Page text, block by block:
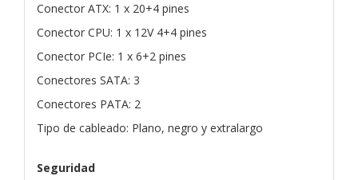
Conector ATX: 1 x 20+4 pines
Conector CPU: 1 x 12V 4+4 pines
Conector PCIe: 1 x 6+2 pines
Conectores SATA: 3
Conectores PATA: 2
Tipo de cableado: Plano, negro y extralargo
Seguridad